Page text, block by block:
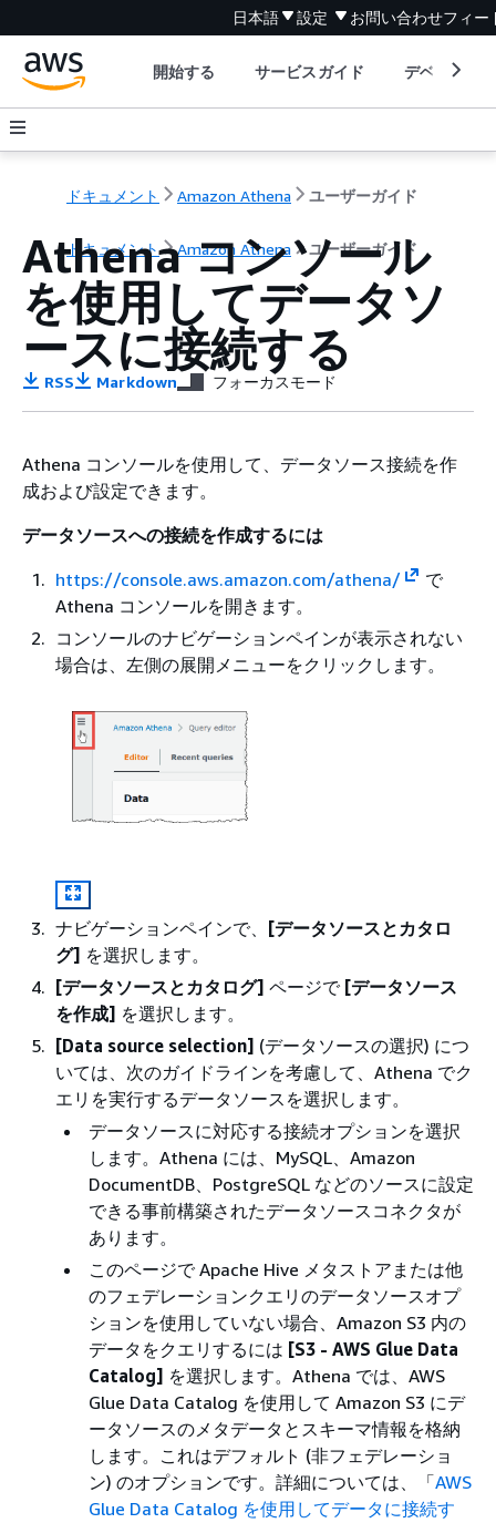
日本語 設定 お問い合わせフィー
開始する サービスガイド デベロッパ
ドキュメント Amazon Athena ユーザーガイド
ドキュメント Amazon Athena ユーザーガイド
Athena コンソール
を使用してデータソ
ースに接続する
RSS Markdown フォーカスモード
Athena コンソールを使用して、データソース接続を作
成および設定できます。
データソースへの接続を作成するには
https://console.aws.amazon.com/athena/
で
Athena コンソールを開きます。
コンソールのナビゲーションペインが表示されない
場合は、左側の展開メニューをクリックします。
ナビゲーションペインで、
[データソースとカタロ
グ] を選択します。
[データソースとカタログ] ページで [データソース
を作成] を選択します。
[Data source selection] (データソースの選択) につ
いては、次のガイドラインを考慮して、Athena でク
エリを実行するデータソースを選択します。
データソースに対応する接続オプションを選択
します。Athena には、MySQL、Amazon
DocumentDB、PostgreSQL などのソースに設定
できる事前構築されたデータソースコネクタが
あります。
このページで Apache Hive メタストアまたは他
のフェデレーションクエリのデータソースオプ
ションを使用していない場合、Amazon S3 内の
データをクエリするには [S3 - AWS Glue Data
Catalog] を選択します。Athena では、AWS
Glue Data Catalog を使用して Amazon S3 にデ
ータソースのメタデータとスキーマ情報を格納
します。これはデフォルト (非フェデレーショ
ン) のオプションです。詳細については、「AWS
Glue Data Catalog を使用してデータに接続す